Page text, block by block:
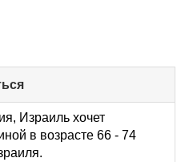
to
collapse
contents
Израиль хочет
в возрасте 66 - 74